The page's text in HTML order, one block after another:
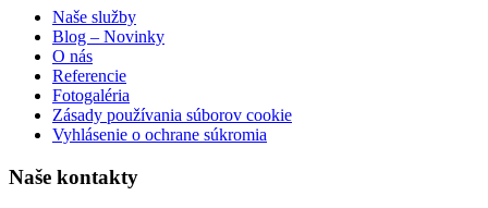
Naše služby
Blog – Novinky
O nás
Referencie
Fotogaléria
Zásady používania súborov cookie
Vyhlásenie o ochrane súkromia
Naše kontakty